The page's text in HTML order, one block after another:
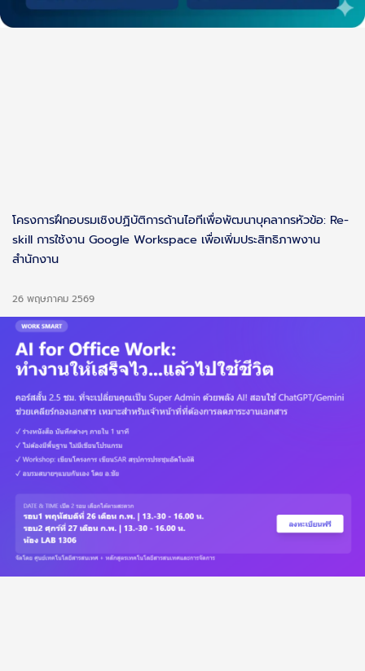
โครงการฝึกอบรมเชิงปฏิบัติการด้านไอทีเพื่อพัฒนาบุคลากรหัวข้อ: Re-
skill การใช้งาน Google Workspace เพื่อเพิ่มประสิทธิภาพงาน
สำนักงาน
26 พฤษภาคม 2569